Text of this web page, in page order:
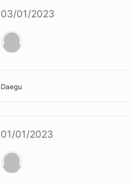
03/01/2023
Daegu
01/01/2023